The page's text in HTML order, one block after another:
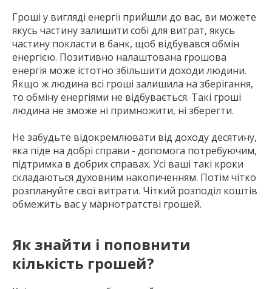
Гроші у вигляді енергії прийшли до вас, ви можете
якусь частину залишити собі для витрат, якусь
частину покласти в банк, щоб відбувався обмін
енергією. Позитивно налаштована грошова
енергія може істотно збільшити доходи людини.
Якщо ж людина всі гроші залишила на зберігання,
то обміну енергіями не відбувається. Такі гроші
людина не зможе ні примножити, ні зберегти.
Не забудьте відокремлювати від доходу десятину,
яка піде на добрі справи - допомога потребуючим,
підтримка в добрих справах. Усі ваші такі кроки
складаються духовним накопиченням. Потім чітко
розплануйте свої витрати. Чіткий розподіл коштів
обмежить вас у марнотратстві грошей.
Як знайти і поповнити
кількість грошей?